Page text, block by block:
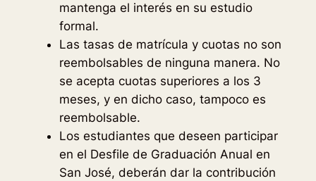
mantenga el interés en su estudio
formal.
Las tasas de matrícula y cuotas no son
reembolsables de ninguna manera. No
se acepta cuotas superiores a los 3
meses, y en dicho caso, tampoco es
reembolsable.
Los estudiantes que deseen participar
en el Desfile de Graduación Anual en
San José, deberán dar la contribución